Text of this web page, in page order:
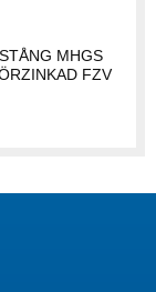
MHGS
FZV